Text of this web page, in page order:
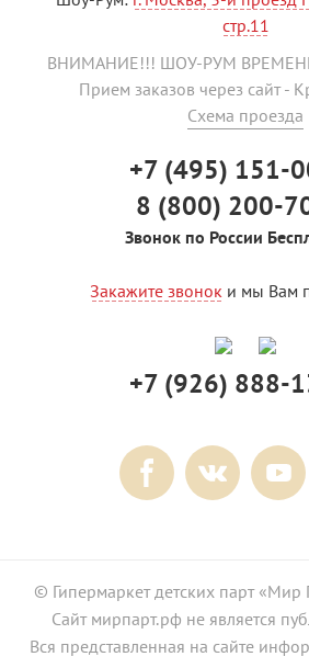
стр.11
ВНИМАНИЕ!!! ШОУ-РУМ
Прием заказов через сайт -
Схема проезда
+7 (495) 151-
8 (800) 200-
Звонок по России
Закажите звоноки мы Вам
+7 (926) 888-
© Гипермаркет детских парт
Сайт мирпарт.рф не является
Вся представленная на сайте